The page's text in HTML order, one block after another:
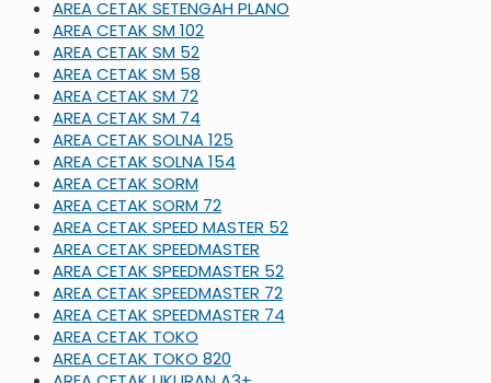
AREA CETAK SETENGAH PLANO
AREA CETAK SM 102
AREA CETAK SM 52
AREA CETAK SM 58
AREA CETAK SM 72
AREA CETAK SM 74
AREA CETAK SOLNA 125
AREA CETAK SOLNA 154
AREA CETAK SORM
AREA CETAK SORM 72
AREA CETAK SPEED MASTER 52
AREA CETAK SPEEDMASTER
AREA CETAK SPEEDMASTER 52
AREA CETAK SPEEDMASTER 72
AREA CETAK SPEEDMASTER 74
AREA CETAK TOKO
AREA CETAK TOKO 820